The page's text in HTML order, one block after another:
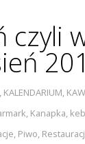
czyli
, KALENDARIUM,
, Kanapka,
, Piwo,